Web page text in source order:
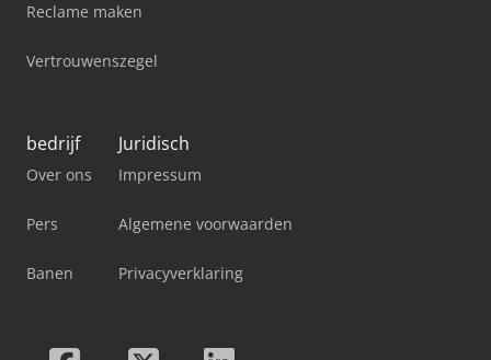
Reclame maken
Vertrouwenszegel
bedrijf
Over ons
Pers
Banen
Juridisch
Impressum
Algemene voorwaarden
Privacyverklaring